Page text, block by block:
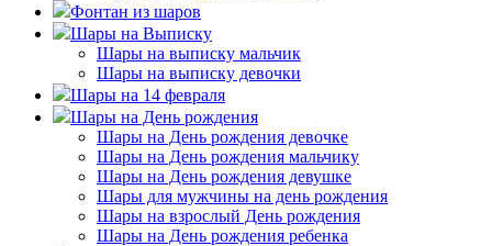
Фонтан из шаров
Шары на Выписку
Шары на выписку мальчик
Шары на выписку девочки
Шары на 14 февраля
Шары на День рождения
Шары на День рождения девочке
Шары на День рождения мальчику
Шары на День рождения девушке
Шары для мужчины на день рождения
Шары на взрослый День рождения
Шары на День рождения ребенка